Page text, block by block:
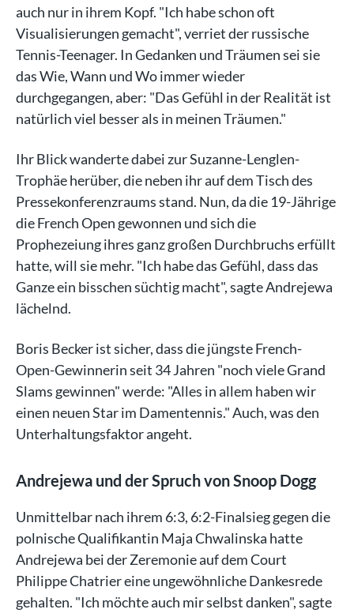
auch nur in ihrem Kopf. "Ich habe schon oft
Visualisierungen gemacht", verriet der russische
Tennis-Teenager. In Gedanken und Träumen sei sie
das Wie, Wann und Wo immer wieder
durchgegangen, aber: "Das Gefühl in der Realität ist
natürlich viel besser als in meinen Träumen."
Ihr Blick wanderte dabei zur Suzanne-Lenglen-
Trophäe herüber, die neben ihr auf dem Tisch des
Pressekonferenzraums stand. Nun, da die 19-Jährige
die French Open gewonnen und sich die
Prophezeiung ihres ganz großen Durchbruchs erfüllt
hatte, will sie mehr. "Ich habe das Gefühl, dass das
Ganze ein bisschen süchtig macht", sagte Andrejewa
lächelnd.
Boris Becker ist sicher, dass die jüngste French-
Open-Gewinnerin seit 34 Jahren "noch viele Grand
Slams gewinnen" werde: "Alles in allem haben wir
einen neuen Star im Damentennis." Auch, was den
Unterhaltungsfaktor angeht.
Andrejewa und der Spruch von Snoop Dogg
Unmittelbar nach ihrem 6:3, 6:2-Finalsieg gegen die
polnische Qualifikantin Maja Chwalinska hatte
Andrejewa bei der Zeremonie auf dem Court
Philippe Chatrier eine ungewöhnliche Dankesrede
gehalten. "Ich möchte auch mir selbst danken", sagte